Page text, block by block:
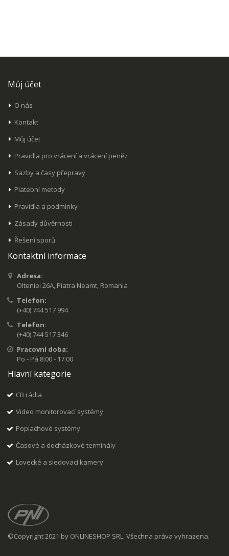
Můj účet
O nás
Kontakt
Můj účet
Pravidla pro vrácení a vrácení peněz
Sazby a časy přepravy
Platební metody
Pravidla a podmínky
Zásady důvěrnosti
Řešení sporů
Kontaktní informace
Adresa:
Olteniei 26A, Piatra Neamt, Romania
Telefon:
(+40) 744 517 994
Telefon:
(+40) 744 517 346
Pracovní doba:
Po - Pá 8:00 - 17:00
Hlavní kategorie
CB rádia
Video monitorovací systémy
Poplachové systémy
Časové a docházkové terminály
Lovecké a sledovací kamery
©Copyright 2021 by ONLINESHOP SRL. Všechna práva vyhrazena.